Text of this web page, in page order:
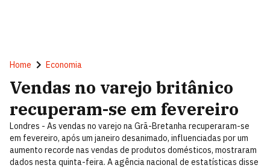
Home Economia
Vendas no varejo britânico
recuperam-se em fevereiro
Londres - As vendas no varejo na Grã-Bretanha recuperaram-se
em fevereiro, após um janeiro desanimado, influenciadas por um
aumento recorde nas vendas de produtos domésticos, mostraram
dados nesta quinta-feira. A agência nacional de estatísticas disse